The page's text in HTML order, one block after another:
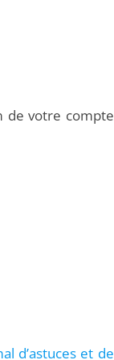
de votre compte
d’astuces et de